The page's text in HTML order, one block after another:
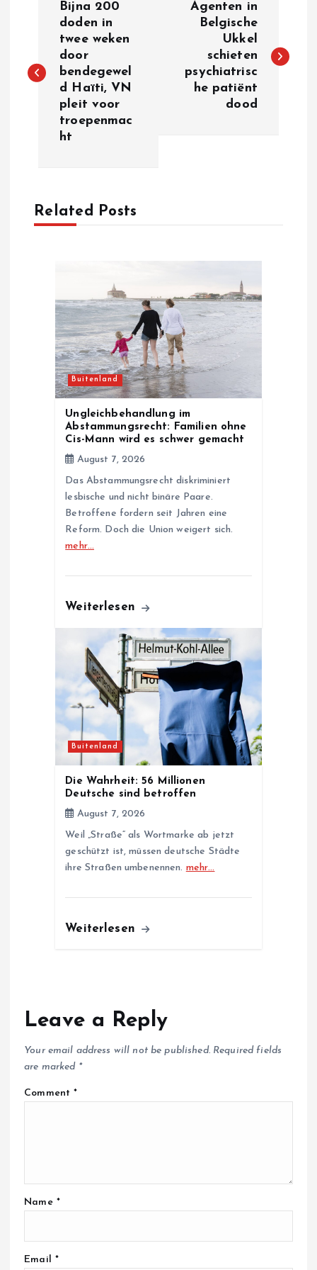
s
v
Bijna 200
doden in
twee weken
door
bendegewel
d Haïti, VN
pleit voor
troepenmac
ht
Agenten in
Belgische
Ukkel
schieten
psychiatrisc
he patiënt
dood
Related Posts
Buitenland
Ungleichbehandlung im
Abstammungsrecht: Familien ohne
Cis-Mann wird es schwer gemacht
August 7, 2026
Das Abstammungsrecht diskriminiert
lesbische und nicht binäre Paare.
Betroffene fordern seit Jahren eine
Reform. Doch die Union weigert sich.
mehr…
Weiterlesen
Buitenland
Die Wahrheit: 56 Millionen
Deutsche sind betroffen
August 7, 2026
Weil „Straße“ als Wortmarke ab jetzt
geschützt ist, müssen deutsche Städte
ihre Straßen umbenennen. mehr…
Weiterlesen
Leave a Reply
Your email address will not be published. Required fields
are marked *
Comment*
Name *
Email *